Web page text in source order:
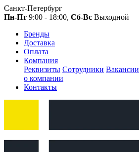
Санкт-Петербург
Пн-Пт 9:00 - 18:00, Сб-Вс Выходной
Бренды
Доставка
Оплата
Компания
Реквизиты Сотрудники Вакансии
о компании
Контакты